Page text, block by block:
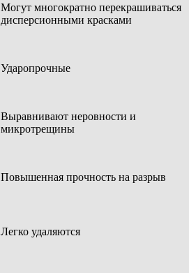
Могут многократно перекрашиваться
дисперсионными красками
Ударопрочные
Выравнивают неровности и
микротрещины
Повышенная прочность на разрыв
Легко удаляются